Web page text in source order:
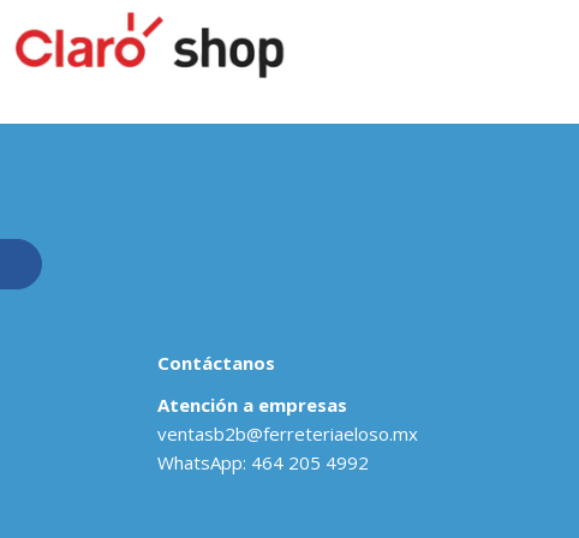
Contáctanos
Atención a empresas
ventasb2b@ferreteriaeloso.mx
WhatsApp: 464 205 4992